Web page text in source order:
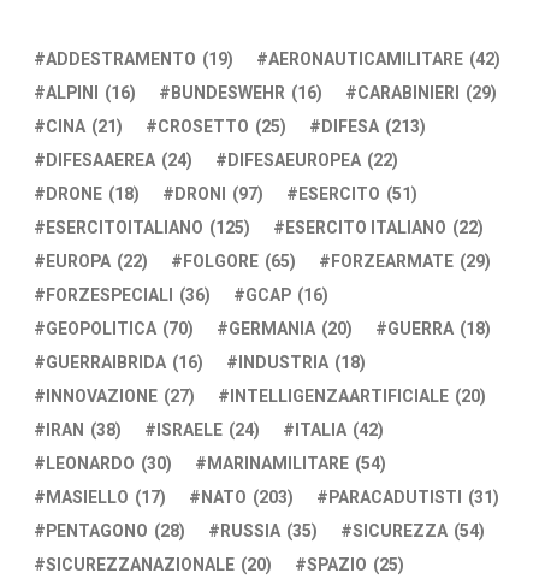
ADDESTRAMENTO (19) AERONAUTICAMILITARE (42)
ALPINI (16) BUNDESWEHR (16) CARABINIERI (29)
CINA (21) CROSETTO (25) DIFESA (213)
DIFESAAEREA (24) DIFESAEUROPEA (22)
DRONE (18) DRONI (97) ESERCITO (51)
ESERCITOITALIANO (125) ESERCITO ITALIANO (22)
EUROPA (22) FOLGORE (65) FORZEARMATE (29)
FORZESPECIALI (36) GCAP (16)
GEOPOLITICA (70) GERMANIA (20) GUERRA (18)
GUERRAIBRIDA (16) INDUSTRIA (18)
INNOVAZIONE (27) INTELLIGENZAARTIFICIALE (20)
IRAN (38) ISRAELE (24) ITALIA (42)
LEONARDO (30) MARINAMILITARE (54)
MASIELLO (17) NATO (203) PARACADUTISTI (31)
PENTAGONO (28) RUSSIA (35) SICUREZZA (54)
SICUREZZANAZIONALE (20) SPAZIO (25)